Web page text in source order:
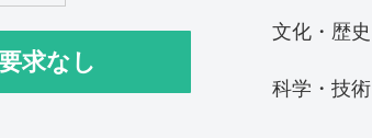
求なし
文化・歴史
科学・技術